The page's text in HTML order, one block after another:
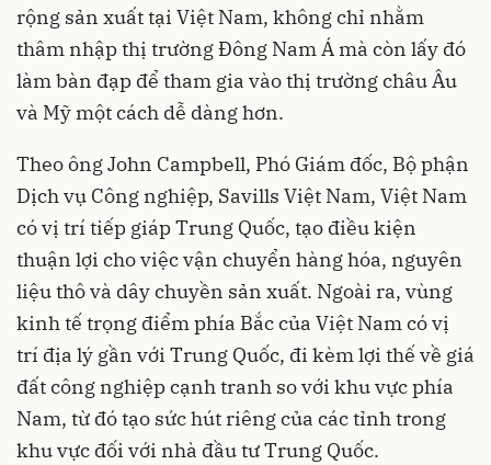
rộng sản xuất tại Việt Nam, không chỉ nhằm
thâm nhập thị trường Đông Nam Á mà còn lấy đó
làm bàn đạp để tham gia vào thị trường châu Âu
và Mỹ một cách dễ dàng hơn.
Theo ông John Campbell, Phó Giám đốc, Bộ phận
Dịch vụ Công nghiệp, Savills Việt Nam, Việt Nam
có vị trí tiếp giáp Trung Quốc, tạo điều kiện
thuận lợi cho việc vận chuyển hàng hóa, nguyên
liệu thô và dây chuyền sản xuất. Ngoài ra, vùng
kinh tế trọng điểm phía Bắc của Việt Nam có vị
trí địa lý gần với Trung Quốc, đi kèm lợi thế về giá
đất công nghiệp cạnh tranh so với khu vực phía
Nam, từ đó tạo sức hút riêng của các tỉnh trong
khu vực đối với nhà đầu tư Trung Quốc.